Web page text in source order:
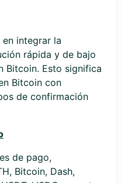
integrar la
rápida y de bajo
Bitcoin. Esto significa
Bitcoin con
de confirmación
de pago,
Bitcoin, Dash,